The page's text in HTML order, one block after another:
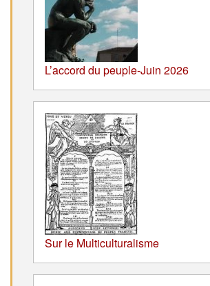
L’accord du peuple-Juin 2026
Sur le Multiculturalisme